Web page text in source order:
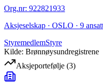
Org.nr: 922821933
Aksjeselskap · OSLO · 9
StyremedlemStyre
Kilde: Brønnøysundregistrene
Aksjeportefølje (3)